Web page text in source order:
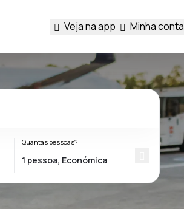
Veja na app Minha conta
Quantas pessoas?